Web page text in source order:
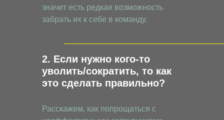
значит есть редкая возможность
забрать их к себе в команду.
Расскажем, как попрощаться с
2. Если нужно кого-то
уволить/сократить, то как
это сделать правильно?